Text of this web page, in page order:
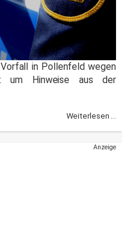
in Pollenfeld wegen
um Hinweise aus der
Weiterlesen ...
Anzeige